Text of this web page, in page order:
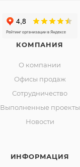
КОМПАНИЯ
О компании
Офисы продаж
Сотрудничество
Выполненные проекты
Новости
ИНФОРМАЦИЯ